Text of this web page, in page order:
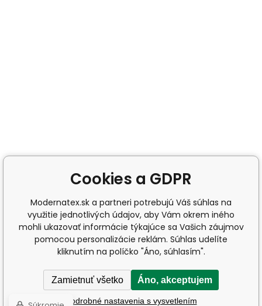
Cookies a GDPR
Modernatex.sk a partneri potrebujú Váš súhlas na
využitie jednotlivých údajov, aby Vám okrem iného
mohli ukazovať informácie týkajúce sa Vašich záujmov
pomocou personalizácie reklám. Súhlas udelíte
kliknutím na políčko "Áno, súhlasím".
Zamietnuť všetko Áno, akceptujem
Podrobné nastavenia s vysvetlením